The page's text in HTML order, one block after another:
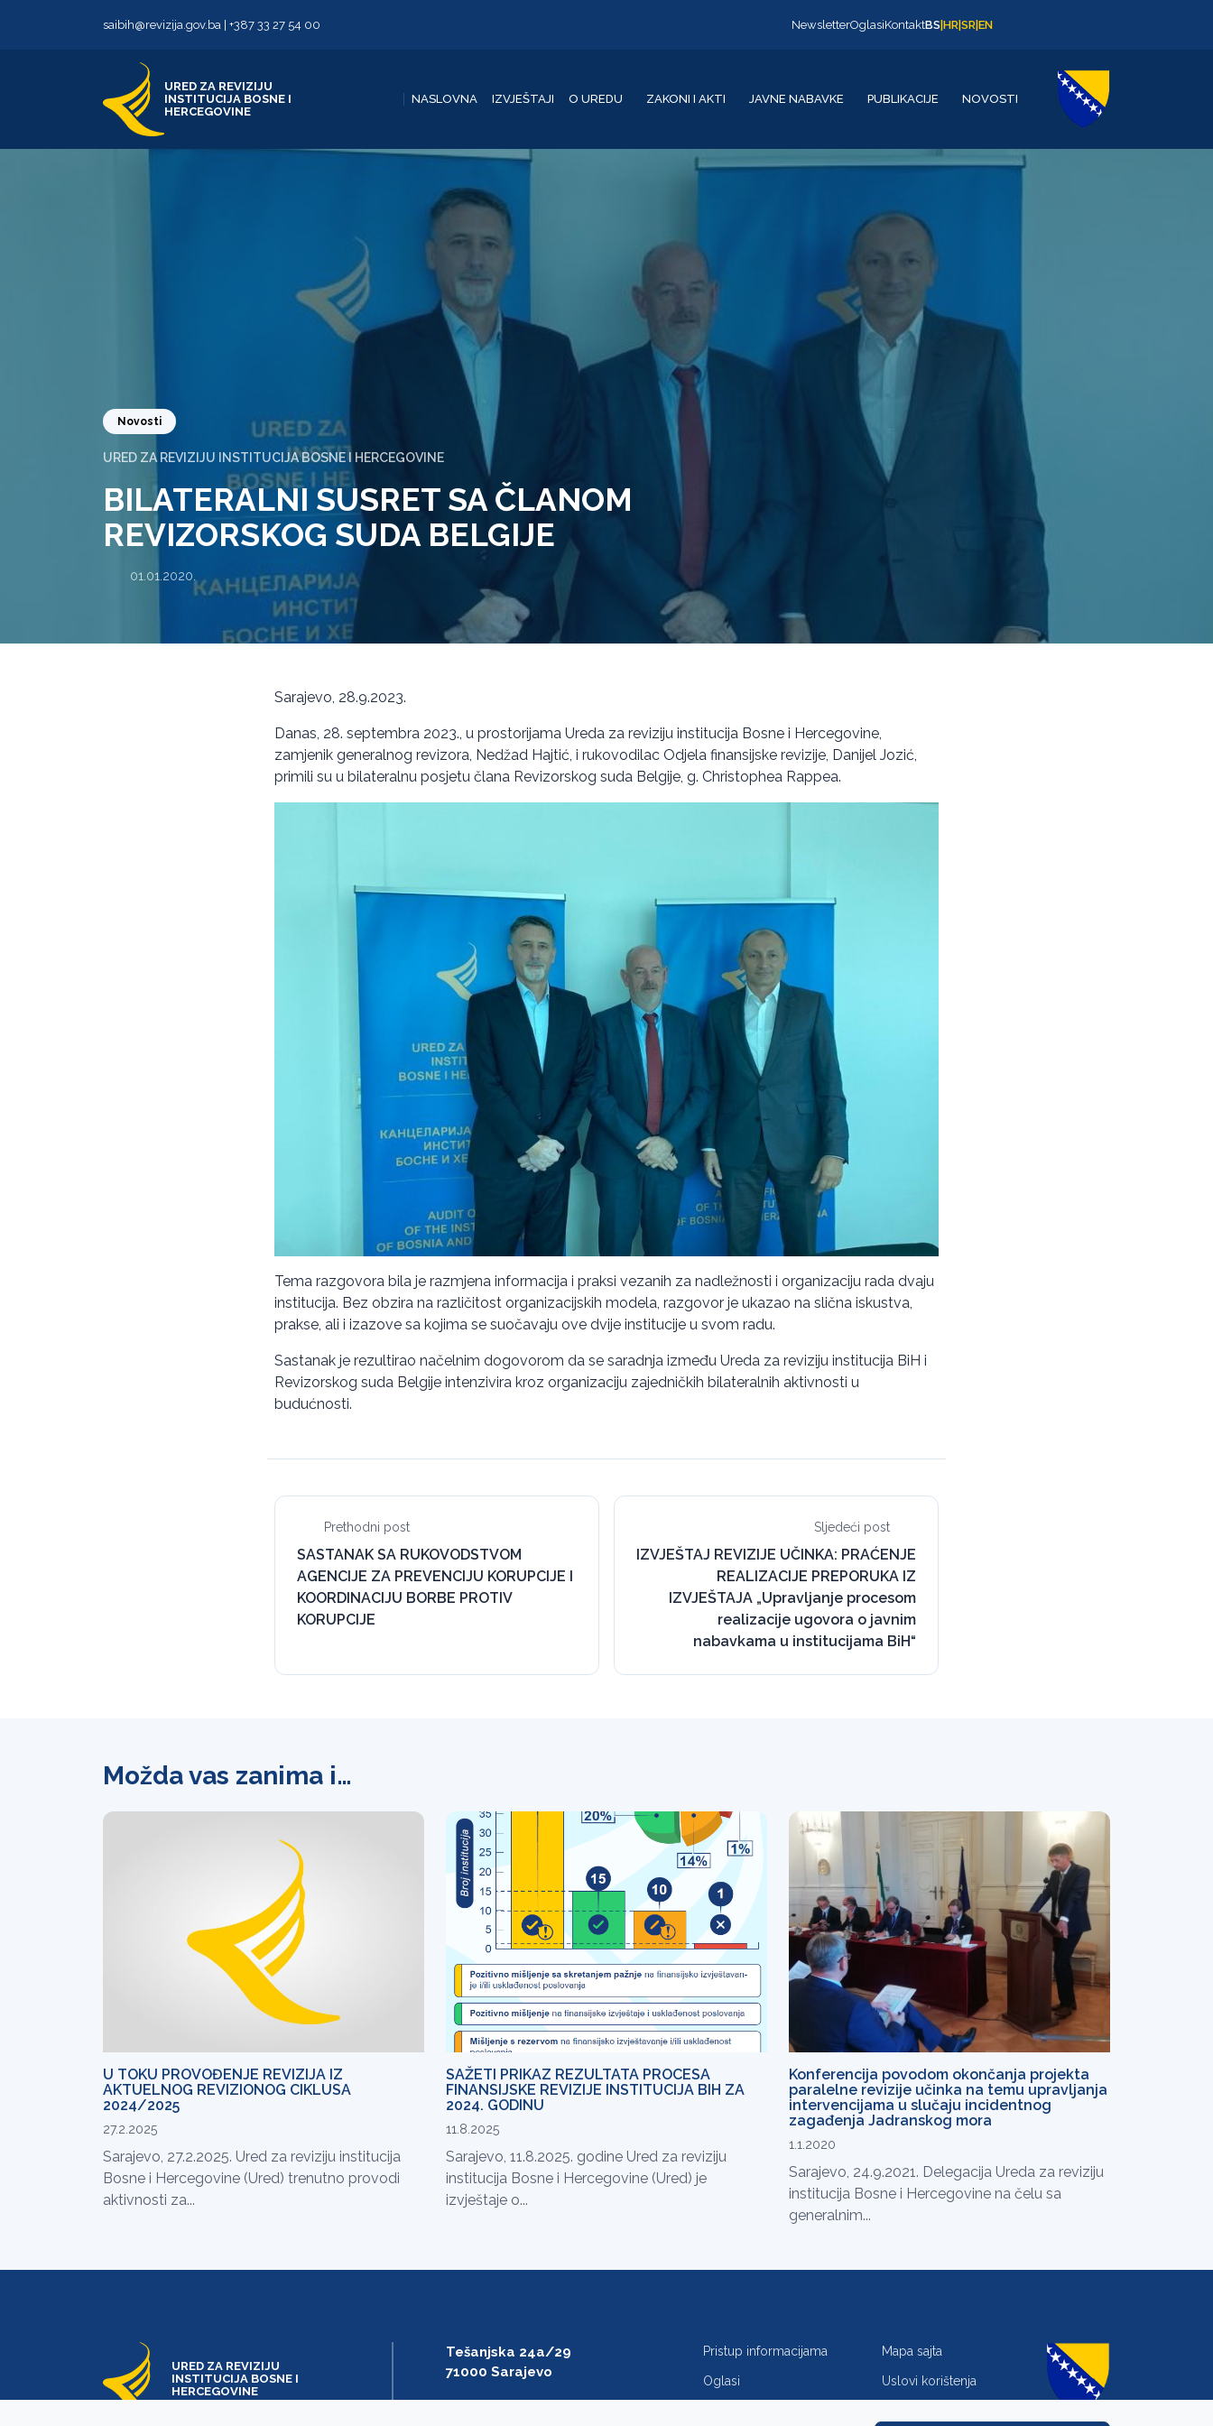
saibih@revizija.gov.ba +387 33 27 54 00 NewsletterOglasiKontaktBS HR SR EN
URED ZA REVIZIJU
INSTITUCIJA BOSNE I
HERCEGOVINE
NASLOVNA IZVJEŠTAJI O UREDU ZAKONI I AKTI JAVNE NABAVKE PUBLIKACIJE NOVOSTI
Novosti
URED ZA REVIZIJU INSTITUCIJA BOSNE I HERCEGOVINE
BILATERALNI SUSRET SA ČLANOM
REVIZORSKOG SUDA BELGIJE
01.01.2020.
Sarajevo, 28.9.2023.
Danas, 28. septembra 2023., u prostorijama Ureda za reviziju institucija Bosne i Hercegovine,
zamjenik generalnog revizora, Nedžad Hajtić, i rukovodilac Odjela finansijske revizije, Danijel Jozić,
primili su u bilateralnu posjetu člana Revizorskog suda Belgije, g. Christophea Rappea.
Tema razgovora bila je razmjena informacija i praksi vezanih za nadležnosti i organizaciju rada dvaju
institucija. Bez obzira na različitost organizacijskih modela, razgovor je ukazao na slična iskustva,
prakse, ali i izazove sa kojima se suočavaju ove dvije institucije u svom radu.
Sastanak je rezultirao načelnim dogovorom da se saradnja između Ureda za reviziju institucija BiH i
Revizorskog suda Belgije intenzivira kroz organizaciju zajedničkih bilateralnih aktivnosti u
budućnosti.
Prethodni post
SASTANAK SA RUKOVODSTVOM
AGENCIJE ZA PREVENCIJU KORUPCIJE I
KOORDINACIJU BORBE PROTIV
KORUPCIJE
Sljedeći post
IZVJEŠTAJ REVIZIJE UČINKA: PRAĆENJE
REALIZACIJE PREPORUKA IZ
IZVJEŠTAJA „Upravljanje procesom
realizacije ugovora o javnim
nabavkama u institucijama BiH“
Možda vas zanima i…
U TOKU PROVOĐENJE REVIZIJA IZ
AKTUELNOG REVIZIONOG CIKLUSA
2024/2025
27.2.2025
Sarajevo, 27.2.2025. Ured za reviziju institucija
Bosne i Hercegovine (Ured) trenutno provodi
aktivnosti za...
SAŽETI PRIKAZ REZULTATA PROCESA
FINANSIJSKE REVIZIJE INSTITUCIJA BIH ZA
2024. GODINU
11.8.2025
Sarajevo, 11.8.2025. godine Ured za reviziju
institucija Bosne i Hercegovine (Ured) je
izvještaje o...
Konferencija povodom okončanja projekta
paralelne revizije učinka na temu upravljanja
intervencijama u slučaju incidentnog
zagađenja Jadranskog mora
1.1.2020
Sarajevo, 24.9.2021. Delegacija Ureda za reviziju
institucija Bosne i Hercegovine na čelu sa
generalnim...
URED ZA REVIZIJU
INSTITUCIJA BOSNE I
HERCEGOVINE
Tešanjska 24a/29
71000 Sarajevo
Pristup informacijama Mapa sajta
Oglasi Uslovi korištenja